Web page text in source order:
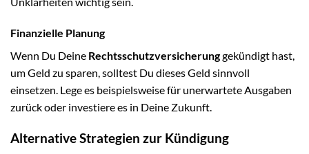
Finanzielle Planung
Wenn Du Deine Rechtsschutzversicherunggekündigt hast,
um Geld zu sparen, solltest Du dieses Geld sinnvoll
einsetzen. Lege es beispielsweise für unerwartete Ausgaben
zurück oder investiere es in Deine Zukunft.
Alternative Strategien zur Kündigung